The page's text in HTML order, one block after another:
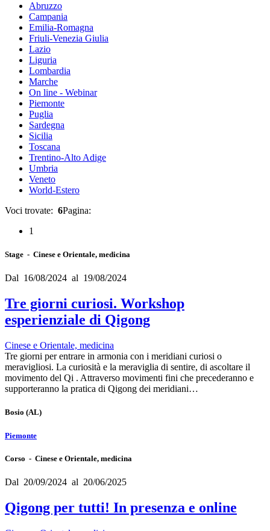
Abruzzo
Campania
Emilia-Romagna
Friuli-Venezia Giulia
Lazio
Liguria
Lombardia
Marche
On line - Webinar
Piemonte
Puglia
Sardegna
Sicilia
Toscana
Trentino-Alto Adige
Umbria
Veneto
World-Estero
Voci trovate: 6Pagina:
1
Stage - Cinese e Orientale, medicina
Dal 16/08/2024 al 19/08/2024
Tre giorni curiosi. Workshop
esperienziale di Qigong
Cinese e Orientale, medicina
Tre giorni per entrare in armonia con i meridiani curiosi o
meravigliosi. La curiosità e la meraviglia di sentire, di ascoltare il
movimento del Qi . Attraverso movimenti fini che precederanno e
supporteranno la pratica di Qigong dei meridiani…
Bosio (AL)
Piemonte
Corso - Cinese e Orientale, medicina
Dal 20/09/2024 al 20/06/2025
Qigong per tutti! In presenza e online